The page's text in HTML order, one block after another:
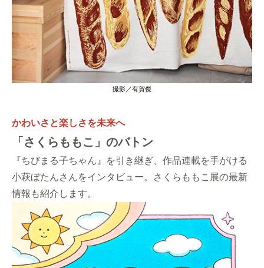
撮影／有賀傑
かわいさと楽しさを未来へ
「さくらももこ」のバトン
『ちびまる子ちゃん』を引き継ぎ、作品連載を手がける
小萩ぼたんさんをインタビュー。さくらももこ展の最新
情報も紹介します。